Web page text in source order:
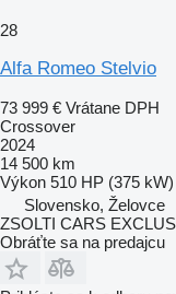
28
Alfa Romeo Stelvio
73 999 € Vrátane DPH
Crossover
2024
14 500 km
Výkon 510 HP (375 kW)
Slovensko, Želovce
ZSOLTI CARS
Obráťte sa na predajcu